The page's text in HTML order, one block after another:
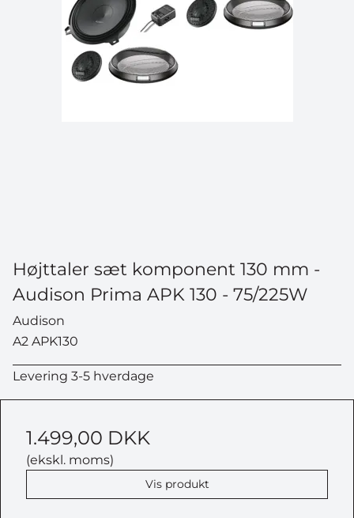
Højttaler sæt komponent 130 mm -
Audison Prima APK 130 - 75/225W
Audison
A2 APK130
Levering 3-5 hverdage
1.499,00 DKK
(ekskl. moms)
Vis produkt